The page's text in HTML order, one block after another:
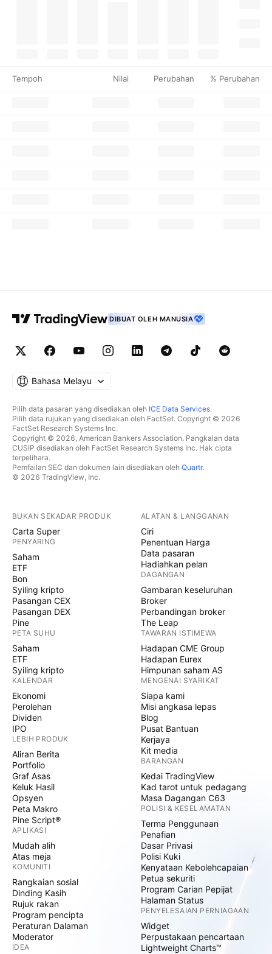
Tempoh Nilai Perubahan % Perubahan
DIBUAT OLEH MANUSIA
Bahasa Melayu
Pilih data pasaran yang disediakan oleh ICE Data Services.
Pilih data rujukan yang disediakan oleh FactSet. Copyright © 2026
FactSet Research Systems Inc.
Copyright © 2026, American Bankers Association. Pangkalan data
CUSIP disediakan oleh FactSet Research Systems Inc. Hak cipta
terpelihara.
Pemfailan SEC dan dokumen lain disediakan oleh Quartr.
© 2026 TradingView, Inc.
BUKAN SEKADAR PRODUK
Carta Super
PENYARING
Saham
ETF
Bon
Syiling kripto
Pasangan CEX
Pasangan DEX
Pine
PETA SUHU
Saham
ETF
Syiling kripto
KALENDAR
Ekonomi
Perolehan
Dividen
IPO
LEBIH PRODUK
Aliran Berita
Portfolio
Graf Asas
Keluk Hasil
Opsyen
Peta Makro
Pine Script®
APLIKASI
Mudah alih
Atas meja
KOMUNITI
Rangkaian sosial
Dinding Kasih
Rujuk rakan
Program pencipta
Peraturan Dalaman
Moderator
IDEA
ALATAN & LANGGANAN
Ciri
Penentuan Harga
Data pasaran
Hadiahkan pelan
DAGANGAN
Gambaran keseluruhan
Broker
Perbandingan broker
The Leap
TAWARAN ISTIMEWA
Hadapan CME Group
Hadapan Eurex
Himpunan saham AS
MENGENAI SYARIKAT
Siapa kami
Misi angkasa lepas
Blog
Pusat Bantuan
Kerjaya
Kit media
BARANGAN
Kedai TradingView
Kad tarot untuk pedagang
Masa Dagangan C63
POLISI & KESELAMATAN
Terma Penggunaan
Penafian
Dasar Privasi
Polisi Kuki
Kenyataan Kebolehcapaian
Petua sekuriti
Program Carian Pepijat
Halaman Status
PENYELESAIAN PERNIAGAAN
Widget
Perpustakaan pencartaan
Lightweight Charts™